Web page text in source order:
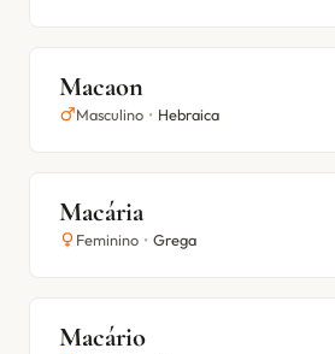
Macaon
Masculino • Hebraica
Macária
Feminino • Grega
Macário